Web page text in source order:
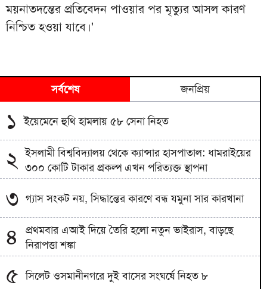
ময়নাতদন্তের প্রতিবেদন পাওয়ার পর মৃত্যুর আসল কারণ
নিশ্চিত হওয়া যাবে।'
সর্বশেষ জনপ্রিয়
১ ইয়েমেনে হুথি হামলায় ৫৮ সেনা নিহত
২
ইসলামী বিশ্ববিদ্যালয় থেকে ক্যান্সার হাসপাতাল: ধামরাইয়ের
৩০০ কোটি টাকার প্রকল্প এখন পরিত্যক্ত স্থাপনা
৩ গ্যাস সংকট নয়, সিদ্ধান্তের কারণে বন্ধ যমুনা সার কারখানা
৪
প্রথমবার এআই দিয়ে তৈরি হলো নতুন ভাইরাস, বাড়ছে
নিরাপত্তা শঙ্কা
৫ সিলেট ওসমানীনগরে দুই বাসের সংঘর্ষে নিহত ৮